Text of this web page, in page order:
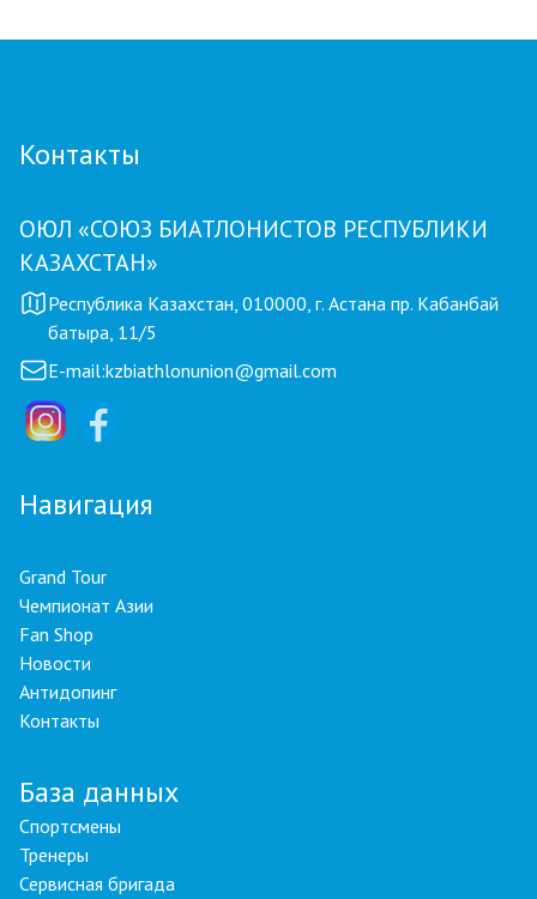
Контакты
ОЮЛ «СОЮЗ БИАТЛОНИСТОВ РЕСПУБЛИКИ
КАЗАХСТАН»
Республика Казахстан, 010000, г. Астана пр. Кабанбай
батыра, 11/5
E-mail:kzbiathlonunion@gmail.com
Навигация
Grand Tour
Чемпионат Азии
Fan Shop
Новости
Антидопинг
Контакты
База данных
Спортсмены
Тренеры
Сервисная бригада